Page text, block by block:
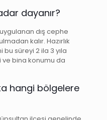
dayanır?
dış cephe
kalır. Hazırlık
süreyi 2 ila 3 yıla
bina konumu da
hangi bölgelere